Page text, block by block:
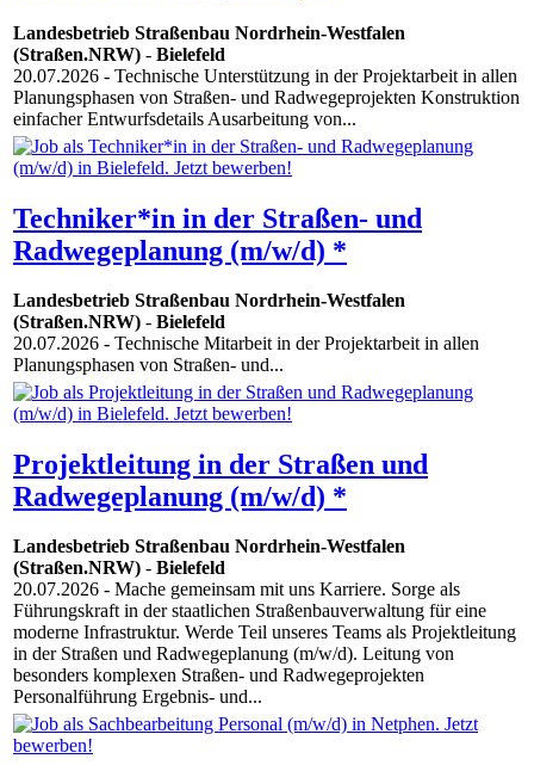
Landesbetrieb Straßenbau Nordrhein-Westfalen
(Straßen.NRW) - Bielefeld
20.07.2026 - Technische Unterstützung in der Projektarbeit in allen
Planungsphasen von Straßen- und Radwegeprojekten Konstruktion
einfacher Entwurfsdetails Ausarbeitung von...
Techniker*in in der Straßen- und
Radwegeplanung (m/w/d) *
Landesbetrieb Straßenbau Nordrhein-Westfalen
(Straßen.NRW) - Bielefeld
20.07.2026 - Technische Mitarbeit in der Projektarbeit in allen
Planungsphasen von Straßen- und...
Projektleitung in der Straßen und
Radwegeplanung (m/w/d) *
Landesbetrieb Straßenbau Nordrhein-Westfalen
(Straßen.NRW) - Bielefeld
20.07.2026 - Mache gemeinsam mit uns Karriere. Sorge als
Führungskraft in der staatlichen Straßenbauverwaltung für eine
moderne Infrastruktur. Werde Teil unseres Teams als Projektleitung
in der Straßen und Radwegeplanung (m/w/d). Leitung von
besonders komplexen Straßen- und Radwegeprojekten
Personalführung Ergebnis- und...